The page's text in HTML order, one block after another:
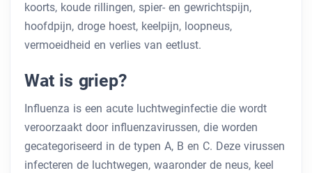
koorts, koude rillingen, spier- en gewrichtspijn,
hoofdpijn, droge hoest, keelpijn, loopneus,
vermoeidheid en verlies van eetlust.
Wat is griep?
Influenza is een acute luchtweginfectie die wordt
veroorzaakt door influenzavirussen, die worden
gecategoriseerd in de typen A, B en C. Deze virussen
infecteren de luchtwegen, waaronder de neus, keel